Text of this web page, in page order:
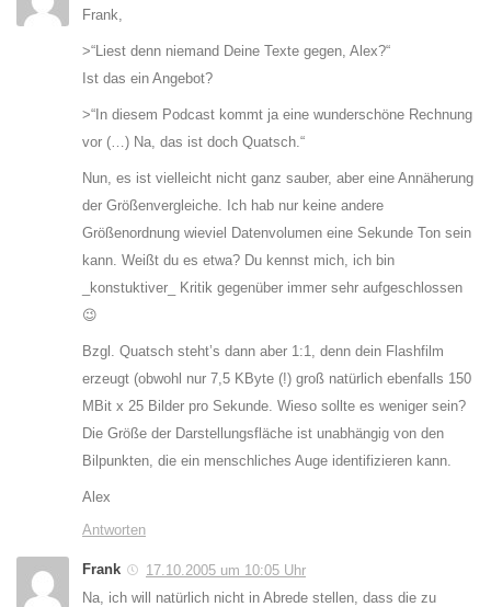
Frank,
>“Liest denn niemand Deine Texte gegen, Alex?“
Ist das ein Angebot?
>“In diesem Podcast kommt ja eine wunderschöne Rechnung
vor (…) Na, das ist doch Quatsch.“
Nun, es ist vielleicht nicht ganz sauber, aber eine Annäherung
der Größenvergleiche. Ich hab nur keine andere
Größenordnung wieviel Datenvolumen eine Sekunde Ton sein
kann. Weißt du es etwa? Du kennst mich, ich bin
_konstuktiver_ Kritik gegenüber immer sehr aufgeschlossen
😉
Bzgl. Quatsch steht’s dann aber 1:1, denn dein Flashfilm
erzeugt (obwohl nur 7,5 KByte (!) groß natürlich ebenfalls 150
MBit x 25 Bilder pro Sekunde. Wieso sollte es weniger sein?
Die Größe der Darstellungsfläche ist unabhängig von den
Bilpunkten, die ein menschliches Auge identifizieren kann.
Alex
Antworten
Frank
17.10.2005 um 10:05 Uhr
Na, ich will natürlich nicht in Abrede stellen, dass die zu